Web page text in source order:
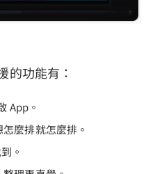
功能有：
App。
麼排就怎麼排。
。